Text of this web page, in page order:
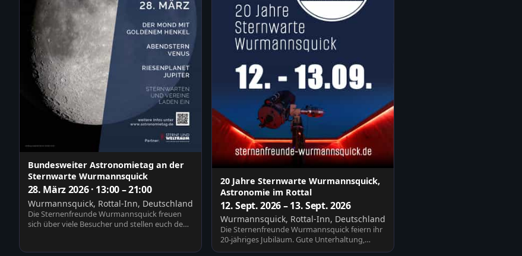
Bundesweiter Astronomietag an der
Sternwarte Wurmannsquick
28. März 2026 · 13:00 – 21:00
Wurmannsquick, Rottal-Inn, Deutschland
Die Sternenfreunde Wurmannsquick freuen
sich über viele Besucher und stellen euch den
20 Jahre Sternwarte Wurmannsquick,
Astronomie im Rottal
12. Sept. 2026 – 13. Sept. 2026
Wurmannsquick, Rottal-Inn, Deutschland
Die Sternenfreunde Wurmannsquick feiern ihr
20-jähriges Jubiläum. Gute Unterhaltung,
Vorträge, Besic…